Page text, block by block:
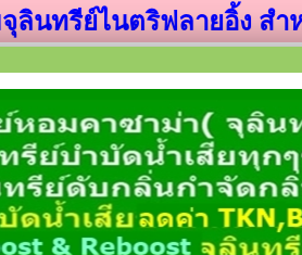
นตริฟลายอิ้ง สำหรับลด